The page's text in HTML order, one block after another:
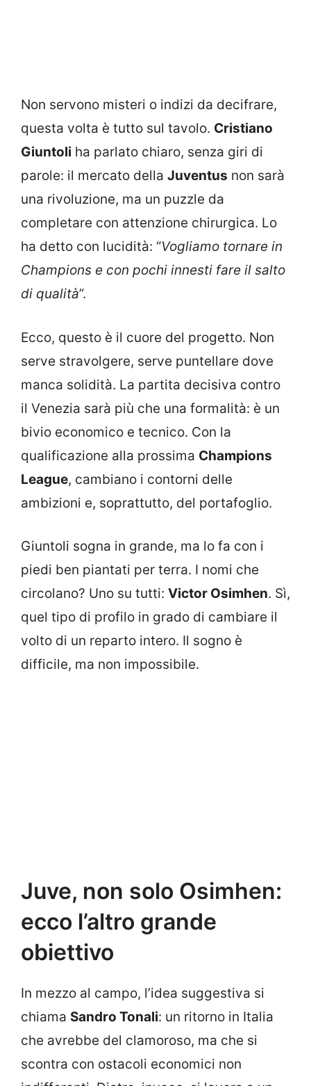
Non servono misteri o indizi da decifrare,
questa volta è tutto sul tavolo. Cristiano
Giuntoli ha parlato chiaro, senza giri di
parole: il mercato della Juventus non sarà
una rivoluzione, ma un puzzle da
completare con attenzione chirurgica. Lo
ha detto con lucidità: “Vogliamo tornare in
Champions e con pochi innesti fare il salto
di qualità”.
Ecco, questo è il cuore del progetto. Non
serve stravolgere, serve puntellare dove
manca solidità. La partita decisiva contro
il Venezia sarà più che una formalità: è un
bivio economico e tecnico. Con la
qualificazione alla prossima Champions
League, cambiano i contorni delle
ambizioni e, soprattutto, del portafoglio.
Giuntoli sogna in grande, ma lo fa con i
piedi ben piantati per terra. I nomi che
circolano? Uno su tutti: Victor Osimhen. Sì,
quel tipo di profilo in grado di cambiare il
volto di un reparto intero. Il sogno è
difficile, ma non impossibile.
Juve, non solo Osimhen:
ecco l’altro grande
obiettivo
In mezzo al campo, l’idea suggestiva si
chiama Sandro Tonali: un ritorno in Italia
che avrebbe del clamoroso, ma che si
scontra con ostacoli economici non